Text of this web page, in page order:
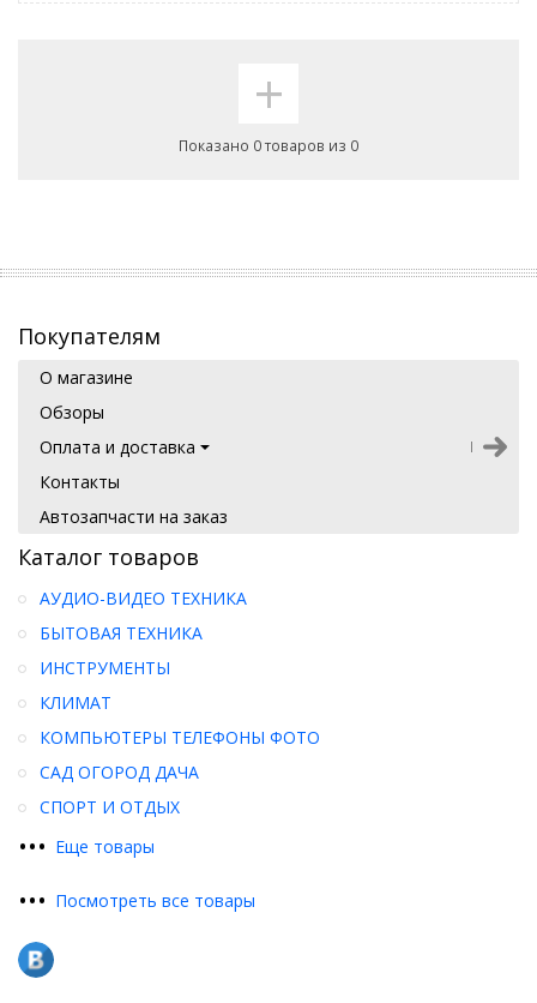
+
Показано 0 товаров из 0
Покупателям
О магазине
Обзоры
Оплата и доставка
Контакты
Автозапчасти на заказ
Каталог товаров
••• Еще товары
АУДИО-ВИДЕО ТЕХНИКА
БЫТОВАЯ ТЕХНИКА
ИНСТРУМЕНТЫ
КЛИМАТ
КОМПЬЮТЕРЫ ТЕЛЕФОНЫ ФОТО
САД ОГОРОД ДАЧА
СПОРТ И ОТДЫХ
••• Посмотреть все товары